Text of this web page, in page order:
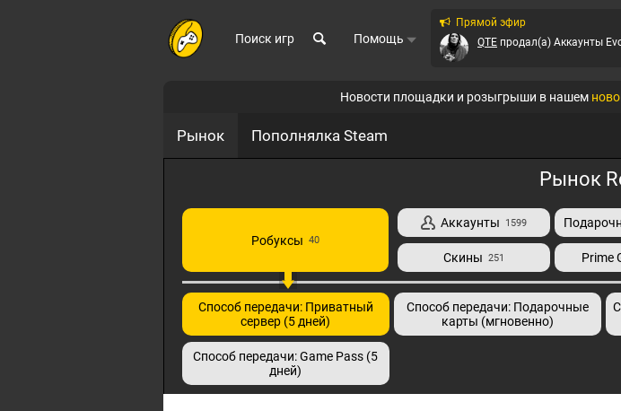
Поиск игр Помощь
Прямой эфир
QTE продал(а) Аккаунты
QTEпродал(а)Аккаунты
QTEпродал(а) Аккаунты
продал(а) Аккаунты
QTEпродал(а)Аккаунты
Новости площадки и розыгрыши в нашем
Рынок Пополнялка Steam
Рынок
Робуксы 40
Аккаунты 1599
Скины 251 Prime
Способ передачи: Приватный
сервер (5 дней)
Способ передачи: Подарочные
карты (мгновенно)
Способ передачи: Game Pass (5
дней)